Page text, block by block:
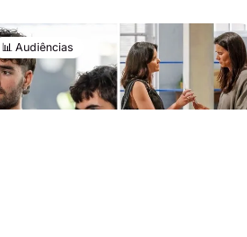
📊 Audiências